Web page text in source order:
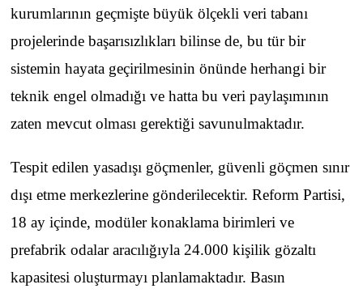
kurumlarının geçmişte büyük ölçekli veri tabanı
projelerinde başarısızlıkları bilinse de, bu tür bir
sistemin hayata geçirilmesinin önünde herhangi bir
teknik engel olmadığı ve hatta bu veri paylaşımının
zaten mevcut olması gerektiği savunulmaktadır.
Tespit edilen yasadışı göçmenler, güvenli göçmen sınır
dışı etme merkezlerine gönderilecektir. Reform Partisi,
18 ay içinde, modüler konaklama birimleri ve
prefabrik odalar aracılığıyla 24.000 kişilik gözaltı
kapasitesi oluşturmayı planlamaktadır. Basın